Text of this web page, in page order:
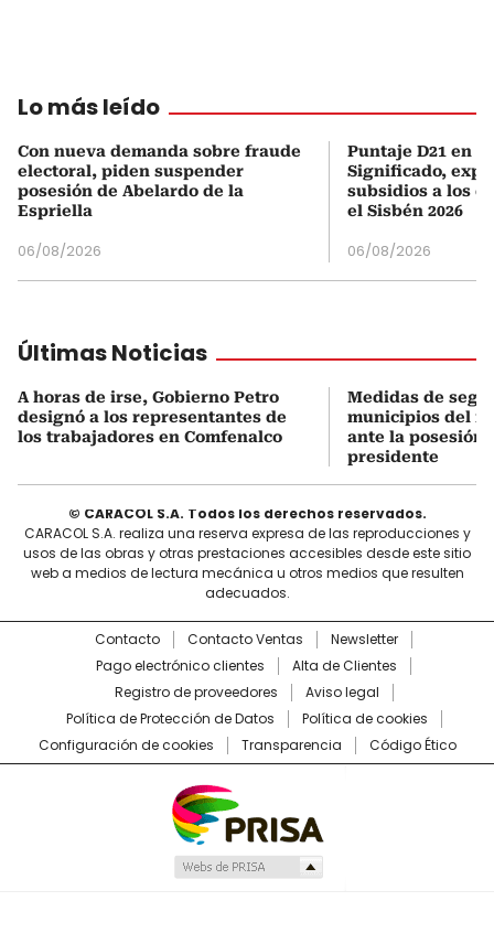
Lo más leído
Con nueva demanda sobre fraude
electoral, piden suspender
posesión de Abelardo de la
Espriella
06/08/2026
Puntaje D21 en
Significado,
subsidios a los
el Sisbén 2026
06/08/2026
Últimas Noticias
A horas de irse, Gobierno Petro
designó a los representantes de
los trabajadores en Comfenalco
Medidas de
municipios del
ante la posesión
presidente
© CARACOL S.A. Todos los derechos reservados.
CARACOL S.A. realiza una reserva expresa de las reproducciones y
usos de las obras y otras prestaciones accesibles desde este sitio
web a medios de lectura mecánica u otros medios que resulten
adecuados.
Contacto Contacto Ventas
Newsletter
Pago electrónico clientes
Alta de Clientes
Registro de proveedores
Aviso legal
Política de Protección de Datos
Política de cookies
Configuración de cookies
Transparencia Código Ético